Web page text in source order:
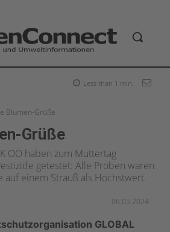
Less than 1 min.
Blumen-Grüße
Grüße
OÖ haben zum Muttertag
getestet: Alle Proben waren
auf einem Strauß als Höchstwert.
06.05.2024
GLOBAL